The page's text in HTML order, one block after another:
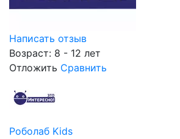
Написать отзыв
Возраст: 8 - 12 лет
Отложить Сравнить
Роболаб Kids